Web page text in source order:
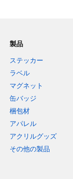
製品
ステッカー
ラベル
マグネット
缶バッジ
梱包材
アパレル
アクリルグッズ
その他の製品